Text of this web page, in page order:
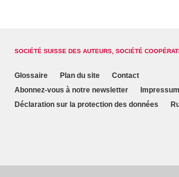
SOCIÉTÉ SUISSE DES AUTEURS, SOCIÉTÉ
Glossaire Plan du site
Contact
Abonnez-vous à notre newsletter
Impressum
Déclaration sur la protection des données